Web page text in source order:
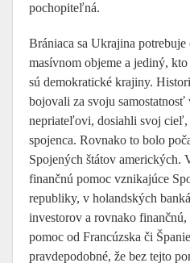
pochopiteľná.
Brániaca sa Ukrajina
masívnom objeme a jediný,
sú demokratické krajiny.
bojovali za svoju samostatnosť
nepriateľovi, dosiahli svoj cieľ,
spojenca. Rovnako to bolo
Spojených štátov amerických.
finančnú pomoc vznikajúce
republiky, v holandských
investorov a rovnako finančnú,
pomoc od Francúzska či
pravdepodobné, že bez tejto